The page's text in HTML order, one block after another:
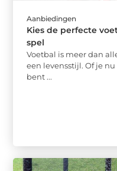
Aanbiedingen
Kies de perfecte
spel
Voetbal is meer dan
een levensstijl. Of je
bent ...